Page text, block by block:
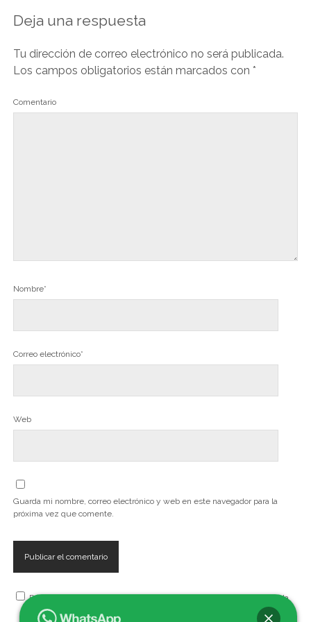
Deja una respuesta
Tu dirección de correo electrónico no será publicada.
Los campos obligatorios están marcados con *
Comentario
Nombre*
Correo electrónico*
Web
Guarda mi nombre, correo electrónico y web en este navegador para la
próxima vez que comente.
Recibe, artículos, cursos, seminarios, talleres y eventos de la Escuela